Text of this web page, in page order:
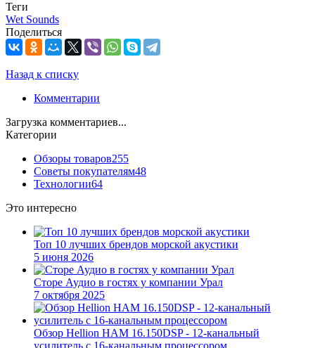
Теги
Wet Sounds
Поделиться
Назад к списку
Комментарии
Загрузка комментариев...
Категории
Обзоры товаров255
Советы покупателям48
Технологии64
Это интересно
Топ 10 лучших брендов морской акустики
5 июня 2026
Сторе Аудио в гостях у компании Урал
7 октября 2025
Обзор Hellion HAM 16.150DSP - 12-канальный